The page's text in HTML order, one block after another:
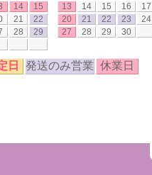
14
15
21
22
28
29
13
14 15 16 17
20
21 22 23 24
27
28 29 30
日 発送のみ営業 休業日